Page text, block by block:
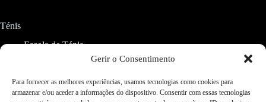
Gerir o Consentimento
Para fornecer as melhores experiências, usamos tecnologias como cookies para
armazenar e/ou aceder a informações do dispositivo. Consentir com essas tecnologias
Ténis
Escola de Ténis
Aluguer de Campos
Padel